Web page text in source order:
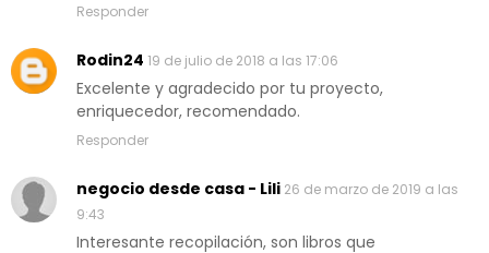
Responder
Rodin24 19 de julio de 2018 a las 17:06
Excelente y agradecido por tu proyecto,
enriquecedor, recomendado.
Responder
negocio desde casa - Lili 26 de marzo de 2019 a las
9:43
Interesante recopilación, son libros que